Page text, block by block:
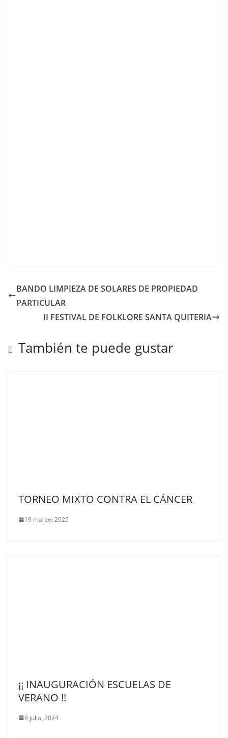
BANDO LIMPIEZA DE SOLARES DE PROPIEDAD
PARTICULAR
II FESTIVAL DE FOLKLORE SANTA QUITERIA
También te puede gustar
TORNEO MIXTO CONTRA EL CÁNCER
19 marzo, 2025
¡¡ INAUGURACIÓN ESCUELAS DE
VERANO !!
9 julio, 2024